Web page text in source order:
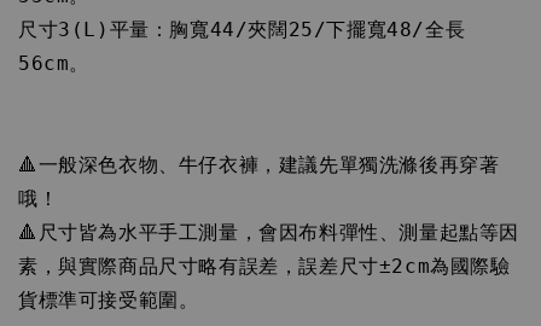
尺寸3(L)平量：胸寬44/夾闊25/下擺寬48/全長
56cm。
🔺一般深色衣物、牛仔衣褲，建議先單獨洗滌後再穿著
哦！
🔺尺寸皆為水平手工測量，會因布料彈性、測量起點等因
素，與實際商品尺寸略有誤差，誤差尺寸±2cm為國際驗
貨標準可接受範圍。